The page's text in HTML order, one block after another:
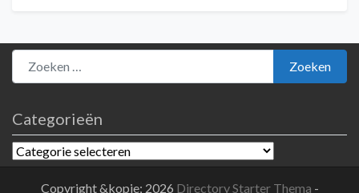
Zoeken naar:
Zoeken
Categorieën
Categorieën
Copyright &kopie; 2026 Directory Starter Thema -